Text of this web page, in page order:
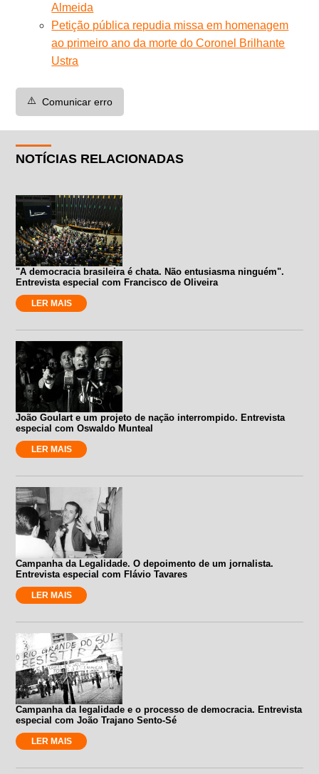
Almeida
Petição pública repudia missa em homenagem
ao primeiro ano da morte do Coronel Brilhante
Ustra
⚠️ Comunicar erro
NOTÍCIAS RELACIONADAS
"A democracia brasileira é chata. Não entusiasma ninguém".
Entrevista especial com Francisco de Oliveira
LER MAIS
João Goulart e um projeto de nação interrompido. Entrevista
especial com Oswaldo Munteal
LER MAIS
Campanha da Legalidade. O depoimento de um jornalista.
Entrevista especial com Flávio Tavares
LER MAIS
Campanha da legalidade e o processo de democracia. Entrevista
especial com João Trajano Sento-Sé
LER MAIS